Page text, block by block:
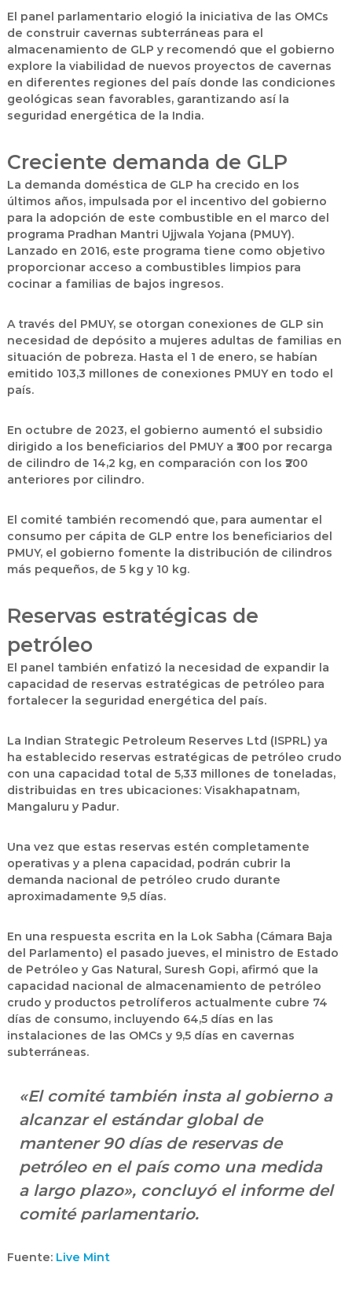
El panel parlamentario elogió la iniciativa de las OMCs
de construir cavernas subterráneas para el
almacenamiento de GLP y recomendó que el gobierno
explore la viabilidad de nuevos proyectos de cavernas
en diferentes regiones del país donde las condiciones
geológicas sean favorables, garantizando así la
seguridad energética de la India.
Creciente demanda de GLP
La demanda doméstica de GLP ha crecido en los
últimos años, impulsada por el incentivo del gobierno
para la adopción de este combustible en el marco del
programa Pradhan Mantri Ujjwala Yojana (PMUY).
Lanzado en 2016, este programa tiene como objetivo
proporcionar acceso a combustibles limpios para
cocinara familias de bajos ingresos.
A través del PMUY, se otorgan conexiones de GLP sin
necesidad de depósito a mujeres adultas de familias en
situación de pobreza. Hasta el 1 de enero, se habían
emitido 103,3 millones de conexiones PMUYen todo el
país.
En octubre de 2023, el gobierno aumentó el subsidio
dirigido a los beneficiarios del PMUY a ₹300 por recarga
de cilindro de 14,2 kg, en comparación con los ₹200
anteriores por cilindro.
El comité también recomendó que, para aumentar el
consumo per cápita de GLP entre los beneficiarios del
PMUY, el gobierno fomente la distribución de cilindros
más pequeños, de 5 kg y 10 kg.
Reservas estratégicas de
petróleo
El panel también enfatizó la necesidad de expandir la
capacidad de reservas estratégicas de petróleo para
fortalecer la seguridad energética del país.
La Indian Strategic Petroleum Reserves Ltd (ISPRL) ya
ha establecido reservas estratégicas de petróleo crudo
con una capacidad total de 5,33 millones de toneladas,
distribuidas en tres ubicaciones: Visakhapatnam,
Mangaluru y Padur.
Una vez que estas reservas estén completamente
operativas y a plena capacidad, podrán cubrir la
demanda nacional de petróleo crudo durante
aproximadamente 9,5 días.
En una respuesta escrita en la Lok Sabha (Cámara Baja
del Parlamento) el pasado jueves, el ministro de Estado
de Petróleo y Gas Natural, Suresh Gopi, afirmó que la
capacidad nacional de almacenamiento de petróleo
crudo y productos petrolíferos actualmente cubre 74
días de consumo, incluyendo 64,5 días en las
instalaciones de las OMCs y 9,5 días en cavernas
subterráneas.
«El comité también insta al gobierno a
alcanzar el estándar global de
mantener 90 días de reservas de
petróleoen el país como una medida
a largo plazo», concluyó el informe del
comité parlamentario.
Fuente: Live Mint